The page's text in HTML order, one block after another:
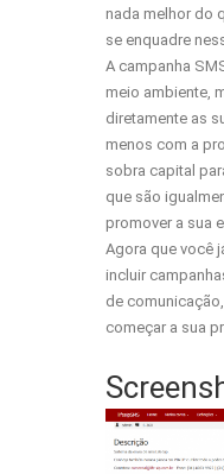
nada melhor do
se enquadre
A campanha
meio ambiente,
diretamente as
menos com a
sobra capital
que são
promover a sua
Agora que você
incluir
de
começar a sua